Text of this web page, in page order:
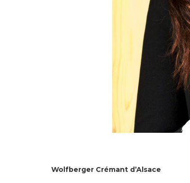
Wolfberger Crémant d’Alsace